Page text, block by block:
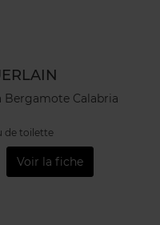
Bergamote Calabria
de toilette
Voir la fiche